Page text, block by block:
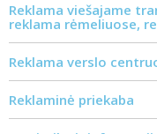
Reklama viešajame
reklama rėmeliuose,
Reklama verslo
Reklaminė priekaba